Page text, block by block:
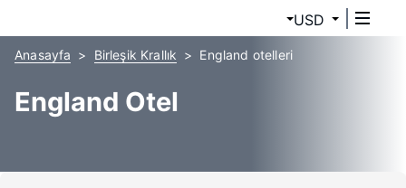
USD
Anasayfa Birleşik Krallık England otelleri
England Otel